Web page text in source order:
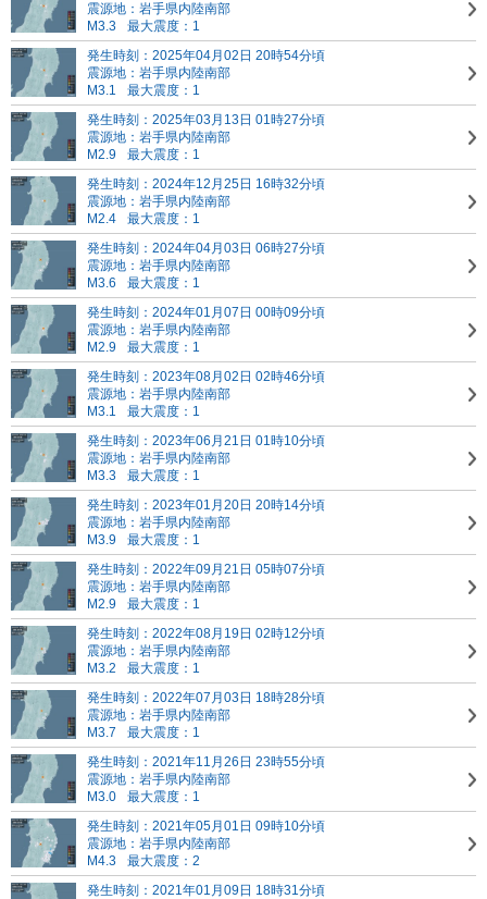
震源地：岩手県内陸南部
M3.3
最大震度：1
発生時刻：2025年04月02日 20時54分頃
震源地：岩手県内陸南部
M3.1
最大震度：1
発生時刻：2025年03月13日 01時27分頃
震源地：岩手県内陸南部
M2.9
最大震度：1
発生時刻：2024年12月25日 16時32分頃
震源地：岩手県内陸南部
M2.4
最大震度：1
発生時刻：2024年04月03日 06時27分頃
震源地：岩手県内陸南部
M3.6
最大震度：1
発生時刻：2024年01月07日 00時09分頃
震源地：岩手県内陸南部
M2.9
最大震度：1
発生時刻：2023年08月02日 02時46分頃
震源地：岩手県内陸南部
M3.1
最大震度：1
発生時刻：2023年06月21日 01時10分頃
震源地：岩手県内陸南部
M3.3
最大震度：1
発生時刻：2023年01月20日 20時14分頃
震源地：岩手県内陸南部
M3.9
最大震度：1
発生時刻：2022年09月21日 05時07分頃
震源地：岩手県内陸南部
M2.9
最大震度：1
発生時刻：2022年08月19日 02時12分頃
震源地：岩手県内陸南部
M3.2
最大震度：1
発生時刻：2022年07月03日 18時28分頃
震源地：岩手県内陸南部
M3.7
最大震度：1
発生時刻：2021年11月26日 23時55分頃
震源地：岩手県内陸南部
M3.0
最大震度：1
発生時刻：2021年05月01日 09時10分頃
震源地：岩手県内陸南部
M4.3
最大震度：2
発生時刻：2021年01月09日 18時31分頃